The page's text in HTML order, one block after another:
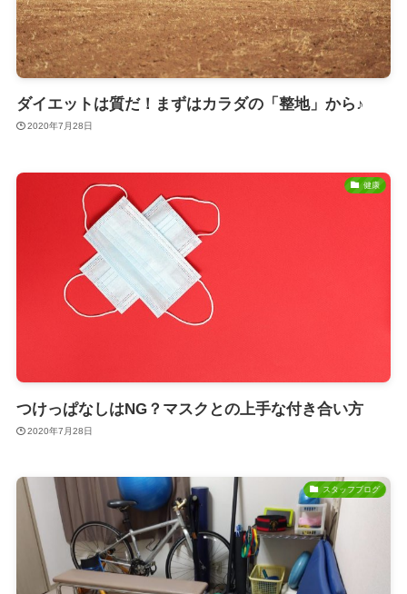
ダイエットは質だ！まずはカラダの「整地」から♪
2020年7月28日
健康
つけっぱなしはNG？マスクとの上手な付き合い方
2020年7月28日
スタッフブログ